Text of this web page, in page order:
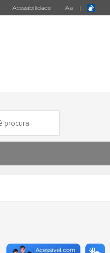
Acessibilidade | Aa |